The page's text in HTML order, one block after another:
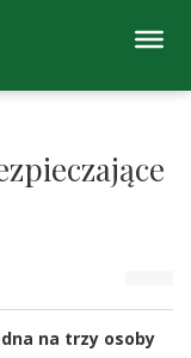
na trzy osoby